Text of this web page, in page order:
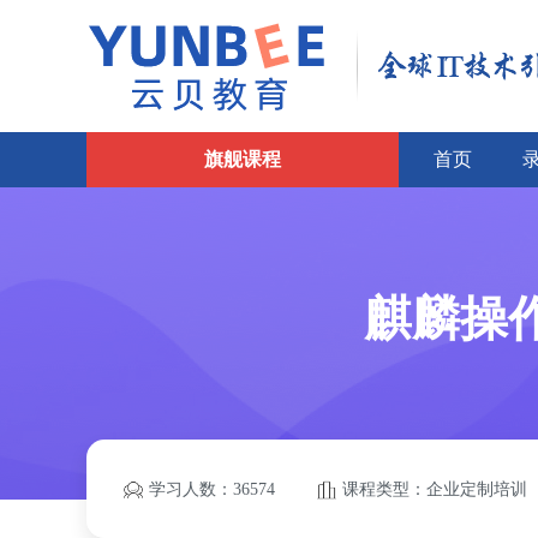
旗舰课程 首页
麒麟操
学习人数：36574 课程类型：企业定制培训